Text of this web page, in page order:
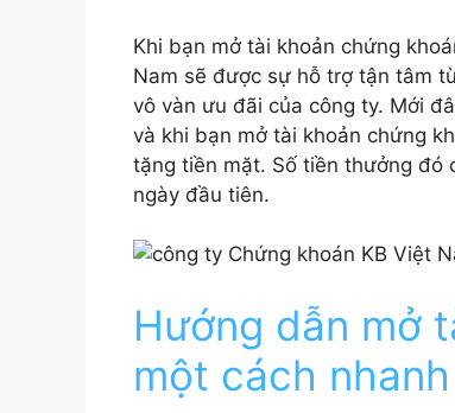
Khi bạn mở tài khoản chứng
Nam sẽ được sự hỗ trợ tận tâm
vô vàn ưu đãi của công ty. Mới
và khi bạn mở tài khoản chứng
tặng tiền mặt. Số tiền thưởng đó
ngày đầu tiên.
Hướng dẫn mở
một cách